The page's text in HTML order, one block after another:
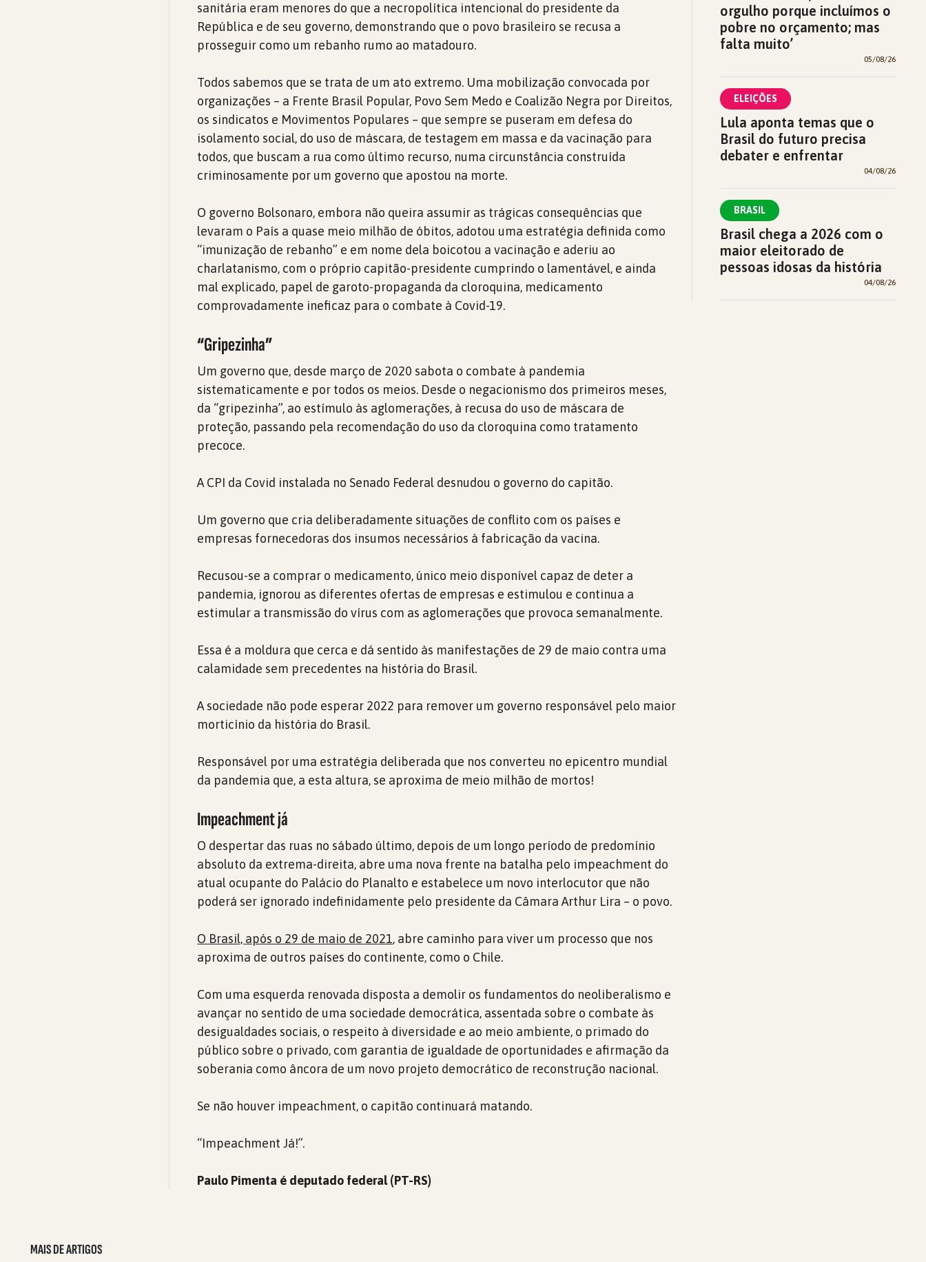
sanitária eram menores do que a necropolítica intencional do presidente da
República e de seu governo, demonstrando que o povo brasileiro se recusa a
prosseguir como um rebanho rumo ao matadouro.
Todos sabemos que se trata de um ato extremo. Uma mobilização convocada por
organizações – a Frente Brasil Popular, Povo Sem Medo e Coalizão Negra por Direitos,
os sindicatos e Movimentos Populares – que sempre se puseram em defesa do
isolamento social, do uso de máscara, de testagem em massa e da vacinação para
todos, que buscam a rua como último recurso, numa circunstância construída
criminosamente por um governo que apostou na morte.
O governo Bolsonaro, embora não queira assumir as trágicas consequências que
levaram o País a quase meio milhão de óbitos, adotou uma estratégia definida como
“imunização de rebanho” e em nome dela boicotou a vacinação e aderiu ao
charlatanismo, com o próprio capitão-presidente cumprindo o lamentável, e ainda
mal explicado, papel de garoto-propaganda da cloroquina, medicamento
comprovadamente ineficaz para o combate à Covid-19.
“Gripezinha”
Um governo que, desde março de 2020 sabota o combate à pandemia
sistematicamente e por todos os meios. Desde o negacionismo dos primeiros meses,
da “gripezinha”, ao estímulo às aglomerações, à recusa do uso de máscara de
proteção, passando pela recomendação do uso da cloroquina como tratamento
precoce.
A CPI da Covid instalada no Senado Federal desnudou o governo do capitão.
Um governo que cria deliberadamente situações de conflito com os países e
empresas fornecedoras dos insumos necessários à fabricação da vacina.
Recusou-se a comprar o medicamento, único meio disponível capaz de deter a
pandemia, ignorou as diferentes ofertas de empresas e estimulou e continua a
estimular a transmissão do vírus com as aglomerações que provoca semanalmente.
Essa é a moldura que cerca e dá sentido às manifestações de 29 de maio contra uma
calamidade sem precedentes na história do Brasil.
A sociedade não pode esperar 2022 para remover um governo responsável pelo maior
morticínio da história do Brasil.
Responsável por uma estratégia deliberada que nos converteu no epicentro mundial
da pandemia que, a esta altura, se aproxima de meio milhão de mortos!
Impeachment já
O despertar das ruas no sábado último, depois de um longo período de predomínio
absoluto da extrema-direita, abre uma nova frente na batalha pelo impeachment do
atual ocupante do Palácio do Planalto e estabelece um novo interlocutor que não
poderá ser ignorado indefinidamente pelo presidente da Câmara Arthur Lira – o povo.
O Brasil, após o 29 de maio de 2021, abre caminho para viver um processo que nos
aproxima de outros países do continente, como o Chile.
Com uma esquerda renovada disposta a demolir os fundamentos do neoliberalismo e
avançar no sentido de uma sociedade democrática, assentada sobre o combate às
desigualdades sociais, o respeito à diversidade e ao meio ambiente, o primado do
público sobre o privado, com garantia de igualdade de oportunidades e afirmação da
soberania como âncora de um novo projeto democrático de reconstrução nacional.
Se não houver impeachment, o capitão continuará matando.
“Impeachment Já!”.
Paulo Pimenta é deputado federal (PT-RS)
orgulho porque incluímos o
pobre no orçamento; mas
falta muito’
05/08/26
ELEIÇÕES
Lula aponta temas que o
Brasil do futuro precisa
debater e enfrentar
04/08/26
BRASIL
Brasil chega a 2026 com o
maior eleitorado de
pessoas idosas da história
04/08/26
MAIS DE ARTIGOS